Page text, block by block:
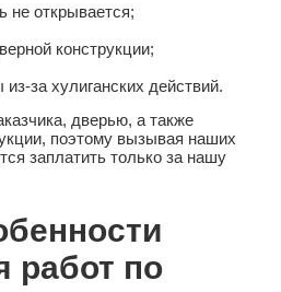
не открывается;
конструкции;
за хулиганских действий.
дверью, а также
поэтому вызывая наших
заплатить только за нашу
работ по